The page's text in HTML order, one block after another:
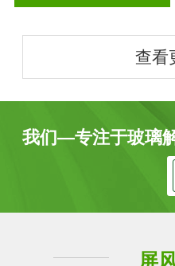
查看
我们—专注于玻璃
屏